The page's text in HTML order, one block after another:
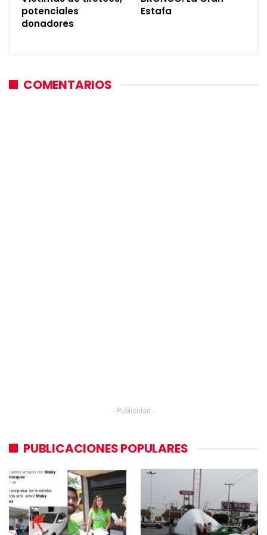
potenciales
donadores
Estafa
COMENTARIOS
- Publicidad -
PUBLICACIONES POPULARES